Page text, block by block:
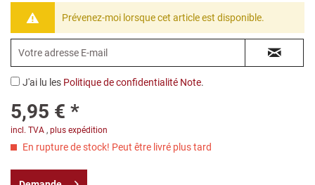
Prévenez-moi lorsque cet article est disponible.
J'ai lu les Politique de confidentialité Note.
5,95 € *
incl. TVA , plus expédition
En rupture de stock! Peut être livré plus tard